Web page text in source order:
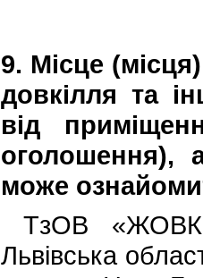
9. Місце
довкілля та
від
оголошення),
може
ТзОВ
Львівська